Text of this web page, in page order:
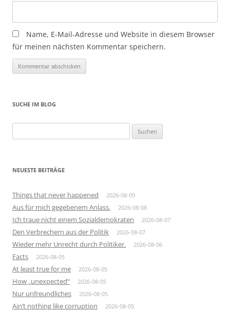
Name, E-Mail-Adresse und Website in diesem Browser
für meinen nächsten Kommentar speichern.
SUCHE IM BLOG
nach:
NEUESTE BEITRÄGE
Things that never happened 2026-08-09
Aus für mich gegebenem Anlass. 2026-08-08
Ich traue nicht einem Sozialdemokraten 2026-08-07
Den Verbrechern aus der Politik 2026-08-07
Wieder mehr Unrecht durch Politiker. 2026-08-06
Facts 2026-08-05
At least true for me 2026-08-05
How „unexpected“ 2026-08-05
Nur unfreundliches 2026-08-05
Ain’t nothing like corruption 2026-08-05